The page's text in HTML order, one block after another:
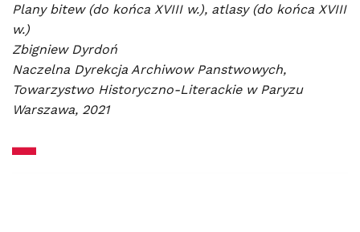
Plany bitew (do końca XVIII w.), atlasy (do końca XVIII
w.)
Zbigniew Dyrdoń
Naczelna Dyrekcja Archiwow Panstwowych,
Towarzystwo Historyczno-Literackie w Paryzu
Warszawa, 2021